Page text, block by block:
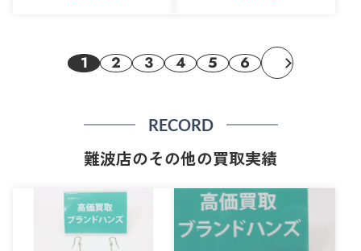
1 2 3 4 5 6
RECORD
難波店のその他の買取実績